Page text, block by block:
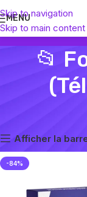
Skip to navigation
Skip to main content
MENU
📂
Afficher la
-84%